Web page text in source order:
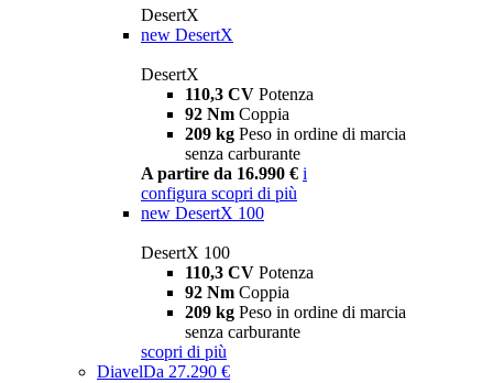
DesertX
new DesertX
DesertX
110,3 CV Potenza
92 Nm Coppia
209 kg Peso in ordine di marcia
senza carburante
A partire da 16.990 € i
configura scopri di più
new DesertX 100
DesertX 100
110,3 CV Potenza
92 Nm Coppia
209 kg Peso in ordine di marcia
senza carburante
scopri di più
DiavelDa 27.290 €